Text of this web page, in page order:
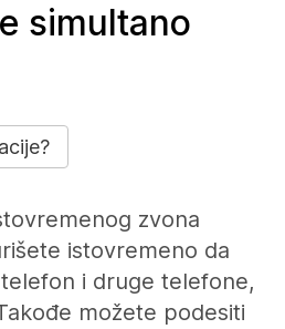
simultano
zvona
istovremeno da
i druge telefone,
možete podesiti